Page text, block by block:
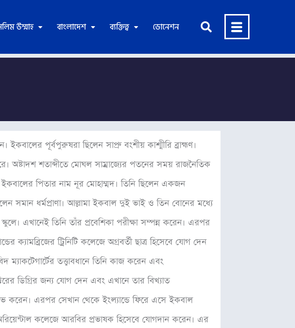
উম্মাহ বাংলাদেশ ব্যক্তিত্ব ডোনেশন
পূর্বপুরুষরা ছিলেন সাপ্রু বংশীয় কাশ্মীরি ব্রাহ্মণ।
শতাব্দীতে মোঘল সাম্রাজ্যের পতনের সময় রাজনৈতিক
পিতার নাম নূর মোহাম্মদ। তিনি ছিলেন একজন
সমান ধর্মপ্রাণা। আল্লামা ইকবাল দুই ভাই ও তিন বোনের মধ্যে
এখানেই তিনি তাঁর প্রবেশিকা পরীক্ষা সম্পন্ন করেন। এরপর
ট্রিনিটি কলেজে অগ্রবর্তী ছাত্র হিসেবে যোগ দেন
তত্ত্বাবধানে তিনি কাজ করেন এবং
ডিগ্রির জন্য যোগ দেন এবং এখানে তার বিখ্যাত
করেন। এরপর সেখান থেকে ইংল্যান্ডে ফিরে এসে ইকবাল
কলেজে আরবির প্রভাষক হিসেবে যোগদান করেন। এর